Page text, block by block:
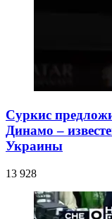
Суркис
Динамо –
Украины
13 928